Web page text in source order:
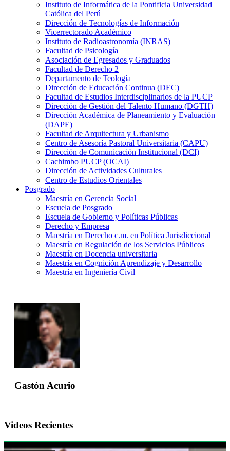
Instituto de Informática de la Pontificia Universidad
Católica del Perú
Dirección de Tecnologías de Información
Vicerrectorado Académico
Instituto de Radioastronomía (INRAS)
Facultad de Psicología
Asociación de Egresados y Graduados
Facultad de Derecho 2
Departamento de Teología
Dirección de Educación Continua (DEC)
Facultad de Estudios Interdisciplinarios de la PUCP
Dirección de Gestión del Talento Humano (DGTH)
Dirección Académica de Planeamiento y Evaluación
(DAPE)
Facultad de Arquitectura y Urbanismo
Centro de Asesoría Pastoral Universitaria (CAPU)
Dirección de Comunicación Institucional (DCI)
Cachimbo PUCP (OCAI)
Dirección de Actividades Culturales
Centro de Estudios Orientales
Posgrado
Maestría en Gerencia Social
Escuela de Posgrado
Escuela de Gobierno y Políticas Públicas
Derecho y Empresa
Maestría en Derecho c.m. en Política Jurisdiccional
Maestría en Regulación de los Servicios Públicos
Maestría en Docencia universitaria
Maestría en Cognición Aprendizaje y Desarrollo
Maestría en Ingeniería Civil
Gastón Acurio
Videos Recientes